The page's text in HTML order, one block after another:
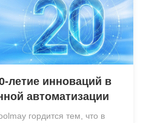
летие инноваций в
автоматизации
гордится тем, что в